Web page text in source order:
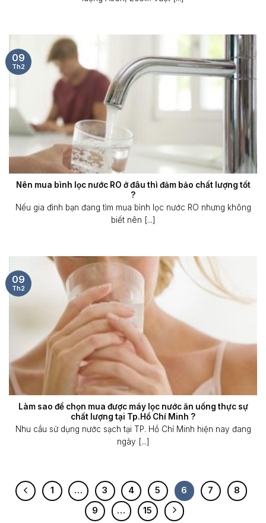
Nên mua bình lọc nước RO ở đâu thì đảm bảo chất lượng tốt
?
Nếu gia đình bạn đang tìm mua bình lọc nước RO nhưng không
biết nên [...]
09
Th2
Làm sao để chọn mua được máy lọc nước ăn uống thực sự
chất lượng tại Tp.Hồ Chí Minh ?
Nhu cầu sử dụng nước sạch tại TP. Hồ Chí Minh hiện nay đang
ngày [...]
09
Th2
1 … 3 4 5 6 7
8
9
… 15